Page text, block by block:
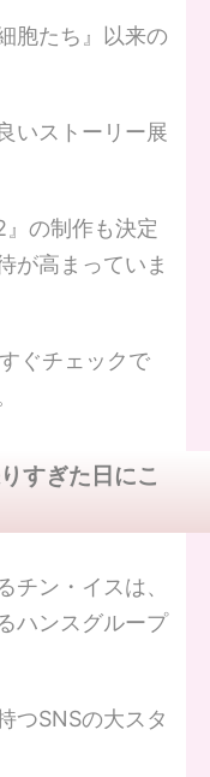
胞たち』以来の
いストーリー展
の制作も決定
が高まっていま
ぐチェックで
すぎた日にこ
チン・イスは、
ハンスグループ
つSNSの大スタ